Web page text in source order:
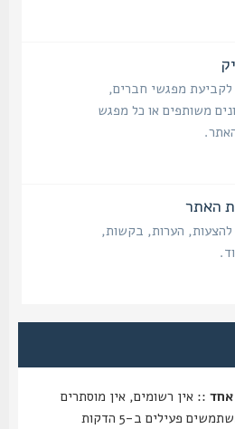
מפגשי חברים,
משותפים או כל מפגש
הערות, בקשות,
:: אין רשומים, אין מוסתרים
ו-אורח אחד (מבוסס על משתמשים פעילים ב-5 הדקות